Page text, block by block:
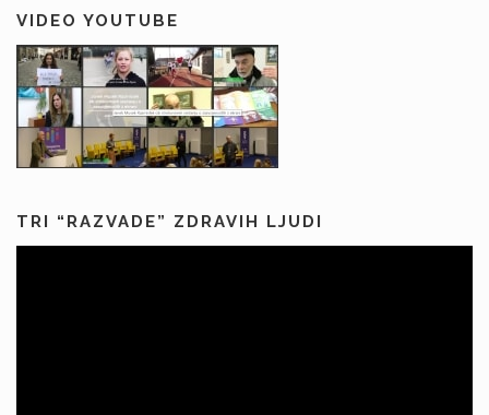
VIDEO YOUTUBE
TRI “RAZVADE” ZDRAVIH LJUDI